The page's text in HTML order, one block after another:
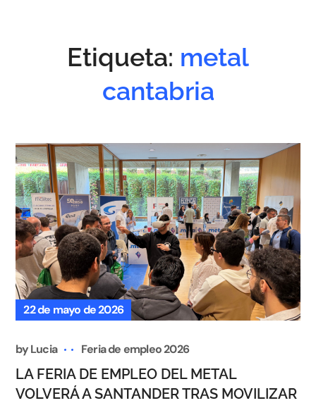
Etiqueta: metal
cantabria
22 de mayo de 2026
byLucia Feria de empleo 2026
LA FERIA DE EMPLEO DEL METAL
VOLVERÁ A SANTANDER TRAS MOVILIZAR